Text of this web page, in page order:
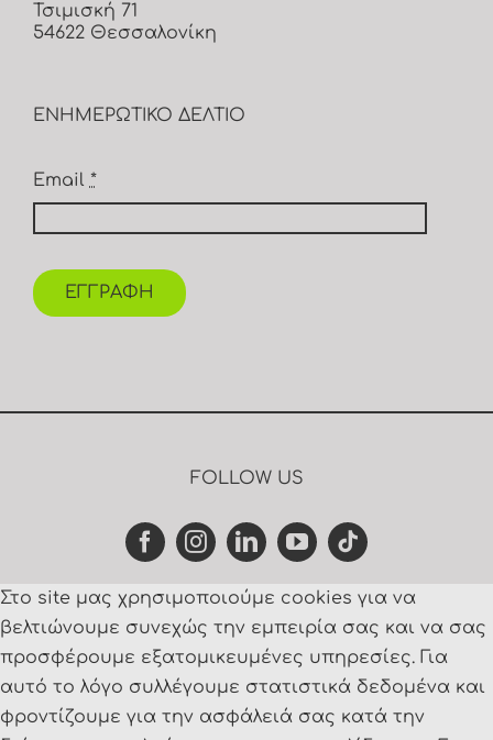
Τσιμισκή 71
54622 Θεσσαλονίκη
ΕΝΗΜΕΡΩΤΙΚΟ ΔΕΛΤΙΟ
Email *
ΕΓΓΡΑΦΗ
FOLLOW US
Στο site μας χρησιμοποιούμε cookies για να
βελτιώνουμε συνεχώς την εμπειρία σας και να σας
προσφέρουμε εξατομικευμένες υπηρεσίες. Για
αυτό το λόγο συλλέγουμε στατιστικά δεδομένα και
φροντίζουμε για την ασφάλειά σας κατά την